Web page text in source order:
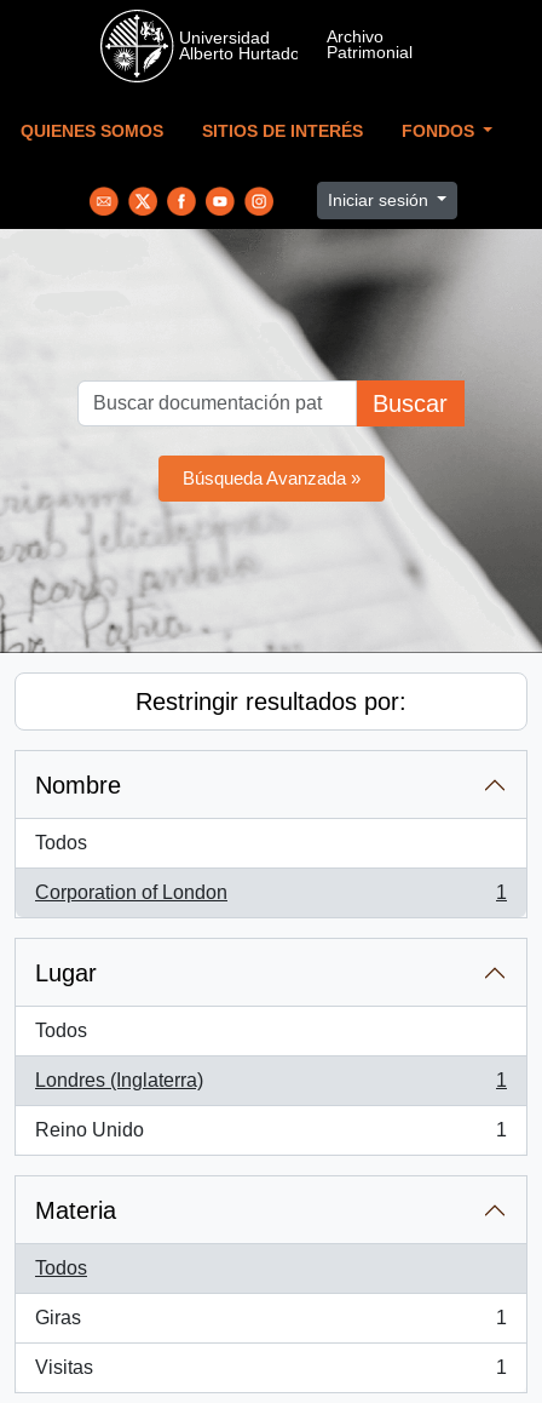
Skip to main content
QUIENES SOMOS SITIOS DE INTERÉS FONDOS
Iniciar sesión
Buscar
Búsqueda Avanzada »
Restringir resultados por:
Nombre
Todos
Corporation of London
, 1 resultados
1
Lugar
Todos
Londres (Inglaterra)
, 1 resultados
1
Reino Unido
, 1 resultados
1
Materia
Todos
Giras
, 1 resultados
1
Visitas
, 1 resultados
1